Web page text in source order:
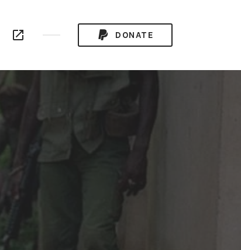
YouTube
Channel
DONATE